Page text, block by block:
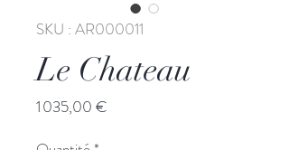
SKU : AR000011
Le Chateau
1 035,00 €